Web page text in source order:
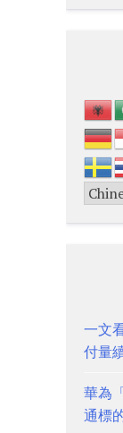
一文
付量
華為
通標